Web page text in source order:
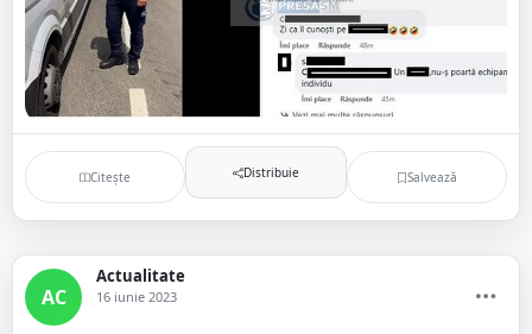
Citește Distribuie Salvează
AC
Actualitate
16 iunie 2023